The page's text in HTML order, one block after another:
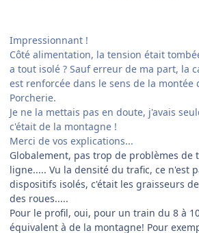
Impressionnant !
Côté alimentation, la tension était
a tout isolé ? Sauf erreur de ma part, la
est renforcée dans le sens de la montée
Porcherie.
Je ne la mettais pas en doute, j'avais
c'était de la montagne !
Merci de vos explications...
Globalement, pas trop de problèmes de
ligne..... Vu la densité du trafic, ce n'est
dispositifs isolés, c'était les graisseurs
des roues.....
Pour le profil, oui, pour un train du 8 à
équivalent à de la montagne! Pour